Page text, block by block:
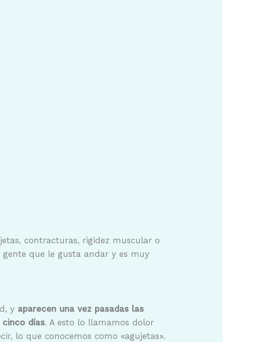
contracturas, rigidez muscular o
que le gusta andar y es muy
y aparecen una vez pasadas las
días. A esto lo llamamos dolor
lo que conocemos como «agujetas».